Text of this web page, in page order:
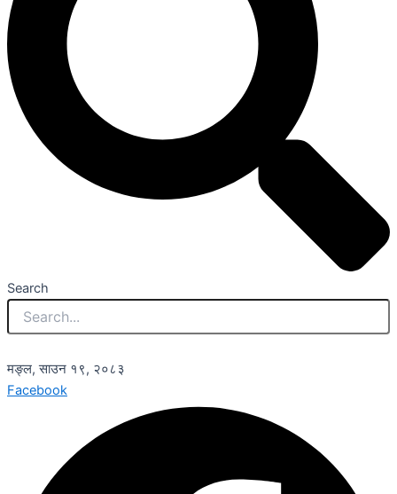
Search
मङ्ल, साउन १९, २०८३
Facebook